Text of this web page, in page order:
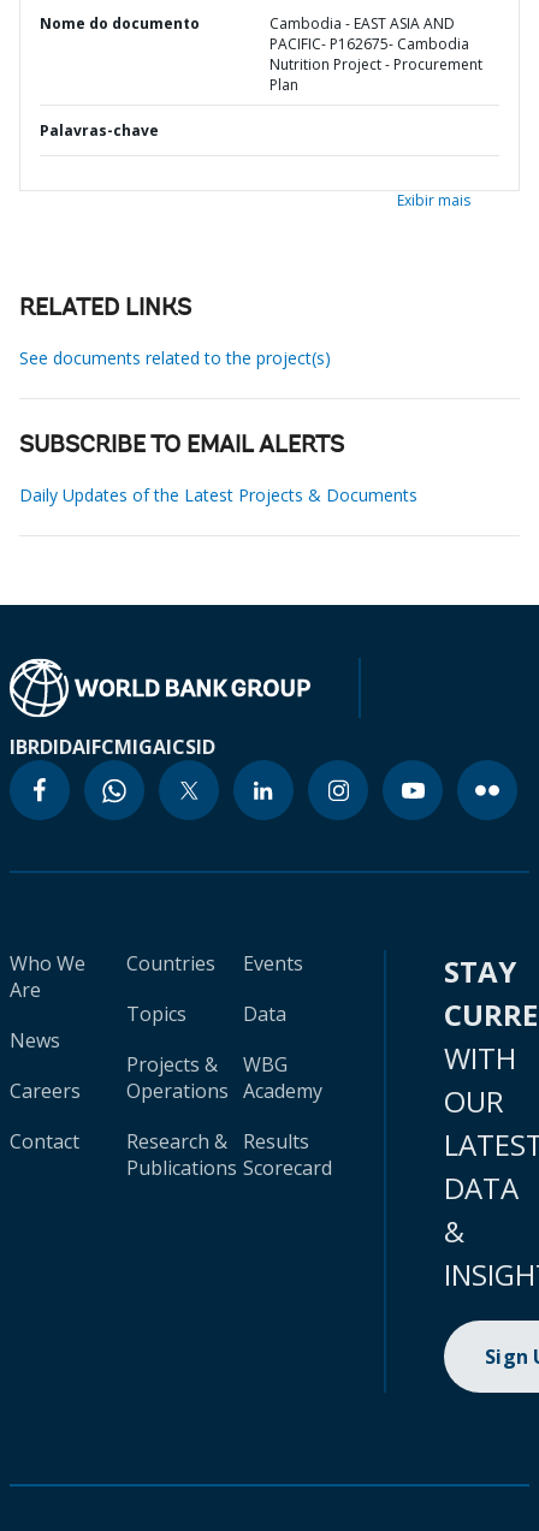
Nome do documento
Cambodia - EAST ASIA AND
PACIFIC- P162675- Cambodia
Nutrition Project - Procurement
Plan
Palavras-chave
Exibir mais
RELATED LINKS
See documents related to the project(s)
SUBSCRIBE TO EMAIL ALERTS
Daily Updates of the Latest Projects & Documents
IBRDIDAIFCMIGAICSID
Who We
Are
News
Careers
Contact
Countries
Topics
Projects &
Operations
Research &
Publications
Events
Data
WBG
Academy
Results
Scorecard
STAY
WITH
OUR
DATA
&
Sign